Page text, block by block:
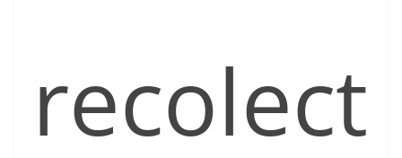
recolect